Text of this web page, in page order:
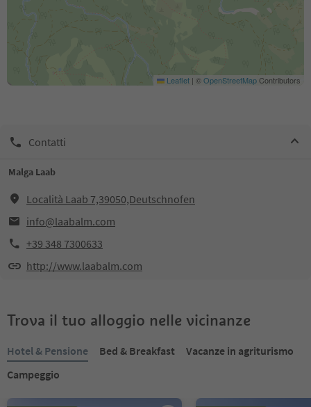
Leaflet | ©OpenStreetMapContributors
Contatti
Malga Laab
Località Laab 7,39050,Deutschnofen
info@laabalm.com
+39 348 7300633
http://www.laabalm.com
Trova il tuo alloggio nelle vicinanze
Hotel & Pensione Bed & Breakfast
Vacanze in agriturismo
Campeggio